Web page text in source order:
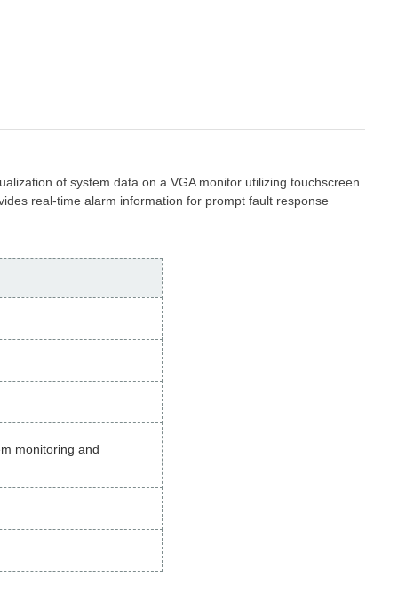
of system data on a VGA monitor utilizing touchscreen
real-time alarm information for prompt fault response
monitoring and